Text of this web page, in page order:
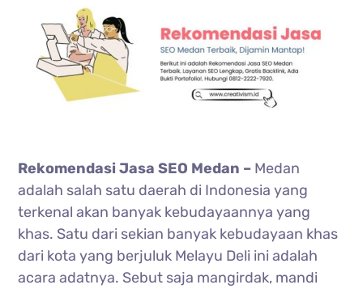
Rekomendasi Jasa SEO Medan – Medan
adalah salah satu daerah di Indonesia yang
terkenal akan banyak kebudayaannya yang
khas. Satu dari sekian banyak kebudayaan khas
dari kota yang berjuluk Melayu Deli ini adalah
acara adatnya. Sebut saja mangirdak, mandi